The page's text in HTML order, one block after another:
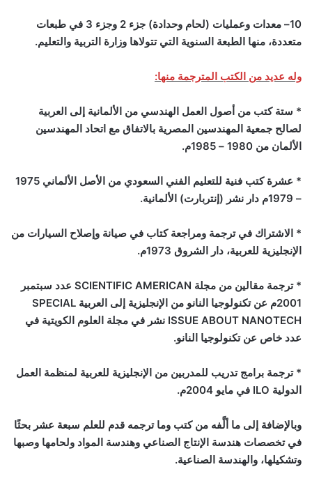
10– معدات وعمليات (لحام وحدادة) جزء 2 وجزء 3 في طبعات
متعددة، منها الطبعة السنوية التي تتولاها وزارة التربية والتعليم.
وله عديد من الكتب المترجمة منها:
* ستة كتب من أصول العمل الهندسي من الألمانية إلى العربية
لصالح جمعية المهندسين المصرية بالاتفاق مع اتحاد المهندسين
الألمان من 1980 – 1985م.
* عشرة كتب فنية للتعليم الفني السعودي من الأصل الألماني 1975
– 1979م دار نشر (إنتربارت) الألمانية.
* الاشتراك في ترجمة ومراجعة كتاب في صيانة وإصلاح السيارات من
الإنجليزية للعربية، دار الشروق 1973م.
* ترجمة مقالين من مجلة SCIENTIFIC AMERICAN عدد سبتمبر
2001م عن تكنولوجيا النانو من الإنجليزية إلى العربية
SPECIAL
ISSUE ABOUT NANOTECH نشر في مجلة العلوم الكويتية في
عدد خاص عن تكنولوجيا النانو.
* ترجمة برامج تدريب للمدربين من الإنجليزية للعربية لمنظمة العمل
الدولية ILO في مايو 2004م.
وبالإضافة إلى ما ألَّفه من كتب وما ترجمه قدم للعلم سبعة عشر بحثًا
في تخصصات هندسة الإنتاج الصناعي وهندسة المواد ولحامها وصبها
وتشكيلها، والهندسة الصناعية.